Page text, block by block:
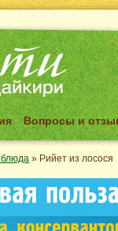
Вопросы и
» Рийет из лосося